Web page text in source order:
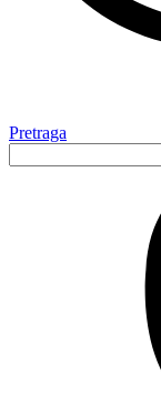
Pretraga